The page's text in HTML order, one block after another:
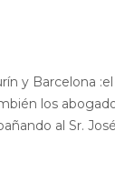
y Barcelona
los
al Sr.